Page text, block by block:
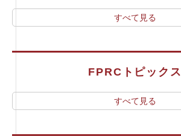
すべて見る
FPRCトピックス
すべて見る